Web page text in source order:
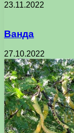
23.11.2022
Ванда
27.10.2022